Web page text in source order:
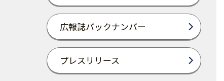
広報誌バックナンバー
プレスリリース